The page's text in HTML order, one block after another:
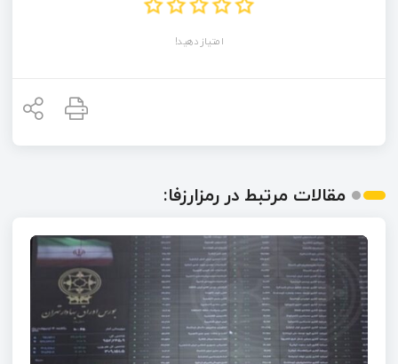
امتیاز دهید!
مقالات مرتبط در رمزارزفا: